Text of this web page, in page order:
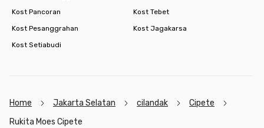
Kost Pancoran
Kost Tebet
Kost Pesanggrahan
Kost Jagakarsa
Kost Setiabudi
Home Jakarta Selatan cilandak
Cipete
Rukita Moes Cipete